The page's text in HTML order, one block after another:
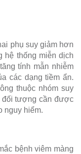
phụ suy giảm hơn
hệ thống miễn dịch
tính mẫn nhiễm
các dạng tiềm ẩn.
thuộc nhóm suy
đối tượng cần được
nguy hiểm.
bệnh viêm màng